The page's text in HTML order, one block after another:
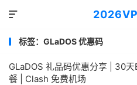

标签：GLaDOS 优惠码
GLaDOS 礼品码优惠分享 | 30
餐 | Clash 免费机场